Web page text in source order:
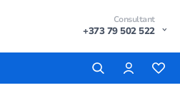
Consultant
+373 79 502 522